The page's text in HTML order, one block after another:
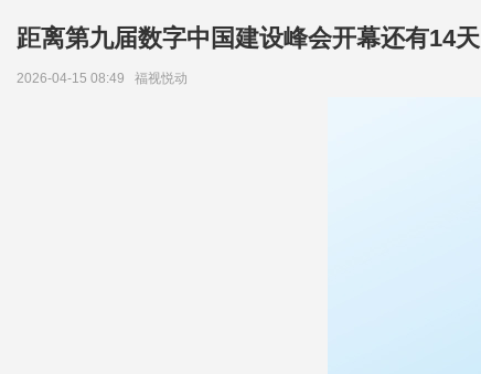
距离第九届数字中国建设峰会开幕还有14天
2026-04-15 08:49 福视悦动